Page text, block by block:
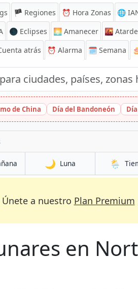
🏴 Regiones ⏰ Hora Zonas 🌐
🌑 Eclipses 🌅 Amanecer 🌇
atrás ⏰ Alarma 🗓️ Semana
de China Día del Bandoneón
🌙 Luna 🌦️
Únete a nuestro Plan Premium
en